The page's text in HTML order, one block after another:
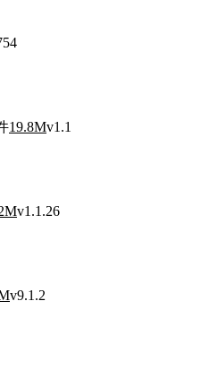
19.8Mv1.1
v1.1.26
v9.1.2